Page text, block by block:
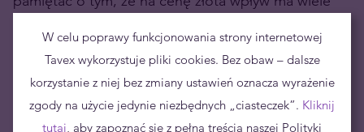
okresach nadzwyczajnych wydarzeń, cały czas
pozostają z nami w skali globalnej:
problem gigantycznego zadłużenia
W celu poprawy funkcjonowania strony internetowej
Tavex wykorzystuje pliki cookies. Bez obaw – dalsze
korzystanie z niej bez zmiany ustawień oznacza wyrażenie
zgody na użycie jedynie niezbędnych „ciasteczek”. Kliknij
tutaj, aby zapoznać się z pełną treścią naszej Polityki